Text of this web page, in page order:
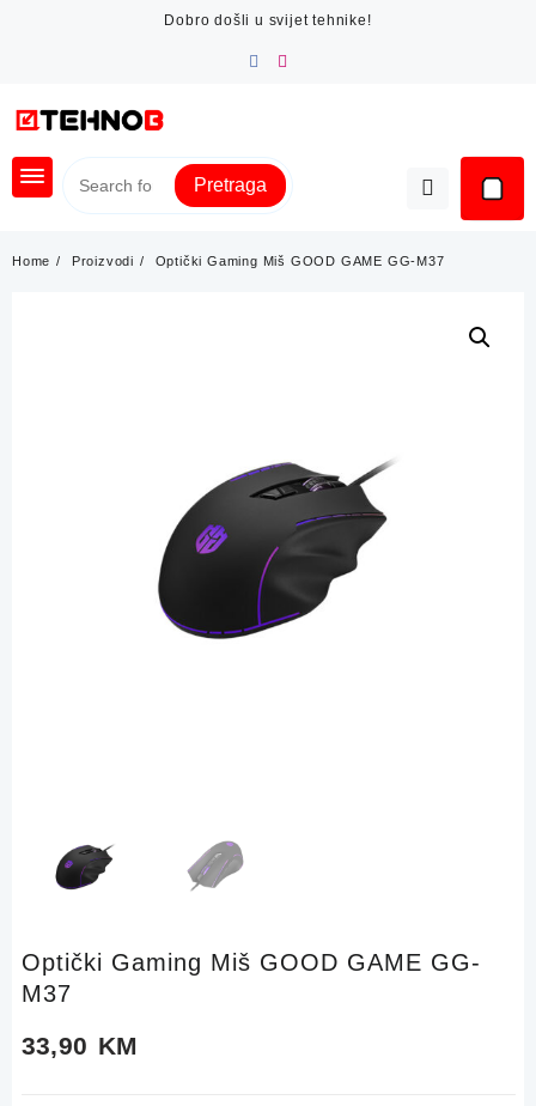
Dobro došli u svijet tehnike!
Pretraga
Home Proizvodi Optički Gaming Miš GOOD GAME GG-M37
Optički Gaming Miš GOOD GAME GG-
M37
33,90 KM